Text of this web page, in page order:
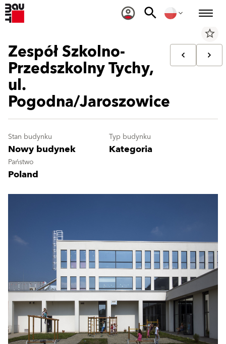
star_border
Zespół Szkolno-
Przedszkolny Tychy,
ul.
Pogodna/Jaroszowice
Stan budynku
Nowy budynek
Typ budynku
Kategoria
Państwo
Poland